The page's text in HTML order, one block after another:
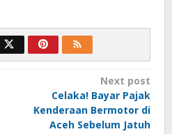
Next post
Celaka! Bayar Pajak
Kenderaan Bermotor di
Aceh Sebelum Jatuh